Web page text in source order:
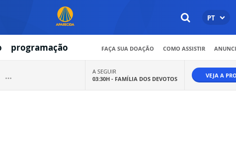
PT
programação FAÇA SUA DOAÇÃO COMO ASSISTIR
A SEGUIR
03:30H - FAMÍLIA DOS DEVOTOS VEJA A